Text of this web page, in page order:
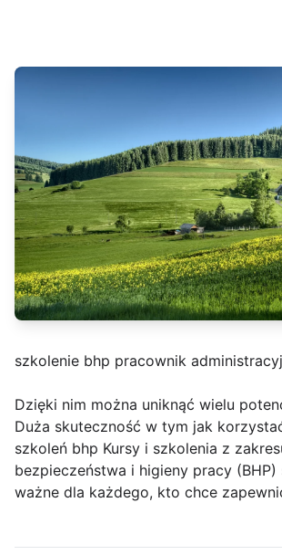
szkolenie bhp pracownik
Dzięki nim można uniknąć wielu
Duża skuteczność w tym jak
szkoleń bhp Kursy i szkolenia z
bezpieczeństwa i higieny pracy (BHP)
ważne dla każdego, kto chce